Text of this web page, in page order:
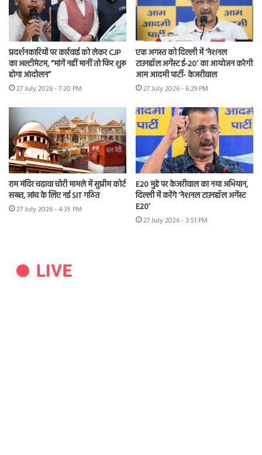
प्रदर्शनकारियों पर कार्रवाई को लेकर CJP
का अल्टीमेटम, “मांगें नहीं मानीं तो फिर शुरू
होगा आंदोलन”
27 July 2026 - 7:20 PM
एक अगस्त को दिल्ली में ‘नेशनल
टाउनहॉल अगेंस्ट ई-20’ का आयोजन करेगी
आम आदमी पार्टी- केजरीवाल
27 July 2026 - 6:29 PM
राम मंदिर चढ़ावा चोरी मामले में सुप्रीम कोर्ट
सख्त, जांच के लिए नई SIT गठित
27 July 2026 - 4:35 PM
E20 मुद्दे पर केजरीवाल का नया अभियान,
दिल्ली में करेंगे ‘नेशनल टाउनहॉल अगेंस्ट
E20’
27 July 2026 - 3:51 PM